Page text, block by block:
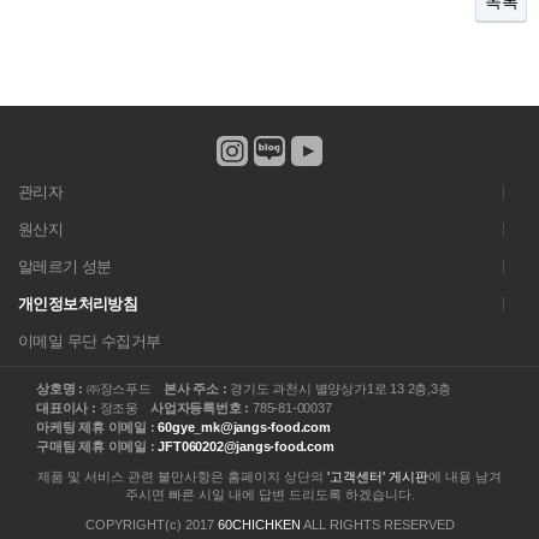
관리자
원산지
알레르기 성분
개인정보처리방침
이메일 무단 수집거부
상호명 : ㈜장스푸드 본사 주소 : 경기도 과천시 별양상가1로 13 2층,3층
대표이사 : 장조웅 사업자등록번호 :785-81-00037
마케팅 제휴 이메일 :60gye_mk@jangs-food.com
구매팀 제휴 이메일 :JFT060202@jangs-food.com
제품 및 서비스 관련 불만사항은 홈페이지 상단의 '고객센터' 게시판에 내용 남겨
주시면 빠른 시일 내에 답변 드리도록 하겠습니다.
COPYRIGHT(c) 2017 60CHICHKEN ALL RIGHTS RESERVED